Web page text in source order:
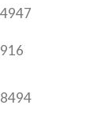
4947
916
8494